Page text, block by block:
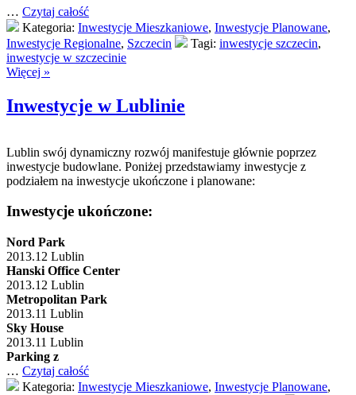
… Czytaj całość
Kategoria: Inwestycje Mieszkaniowe, Inwestycje Planowane,
Inwestycje Regionalne, Szczecin Tagi: inwestycje szczecin,
inwestycje w szczecinie
Więcej »
Inwestycje w Lublinie
Lublin swój dynamiczny rozwój manifestuje głównie poprzez
inwestycje budowlane. Poniżej przedstawiamy inwestycje z
podziałem na inwestycje ukończone i planowane:
Inwestycje ukończone:
Nord Park
2013.12 Lublin
Hanski Office Center
2013.12 Lublin
Metropolitan Park
2013.11 Lublin
Sky House
2013.11 Lublin
Parking z
… Czytaj całość
Kategoria: Inwestycje Mieszkaniowe, Inwestycje Planowane,